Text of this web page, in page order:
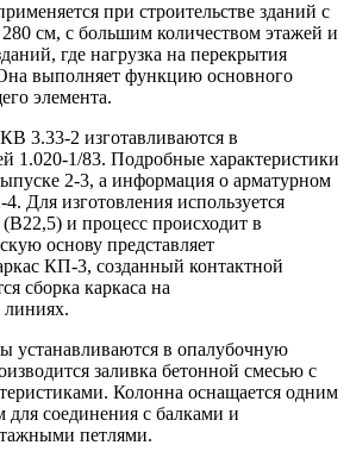
при строительстве зданий с
см, с большим количеством этажей и
где нагрузка на перекрытия
выполняет функцию основного
элемента.
3.33-2 изготавливаются в
1.020-1/83. Подробные характеристики
2-3, а информация о арматурном
Для изготовления используется
и процесс происходит в
основу представляет
КП-3, созданный контактной
сборка каркаса на
линиях.
устанавливаются в опалубочную
заливка бетонной смесью с
Колонна оснащается одним
для соединения с балками и
петлями.